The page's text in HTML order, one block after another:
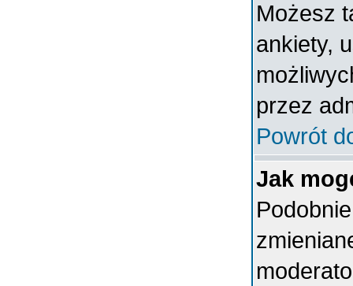
Możesz
ankiety,
przez
Powrót
Jak